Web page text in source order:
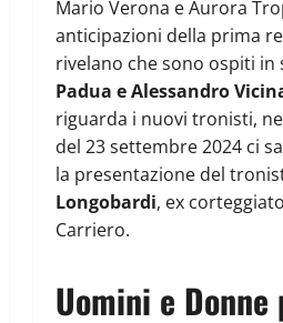
Mario Verona e Aurora
anticipazioni della prima
rivelano che sono ospiti in
Padua e Alessandro
riguarda i nuovi tronisti,
del 23 settembre 2024 ci
la presentazione del
Longobardi, ex
Carriero.
Uomini e Donne